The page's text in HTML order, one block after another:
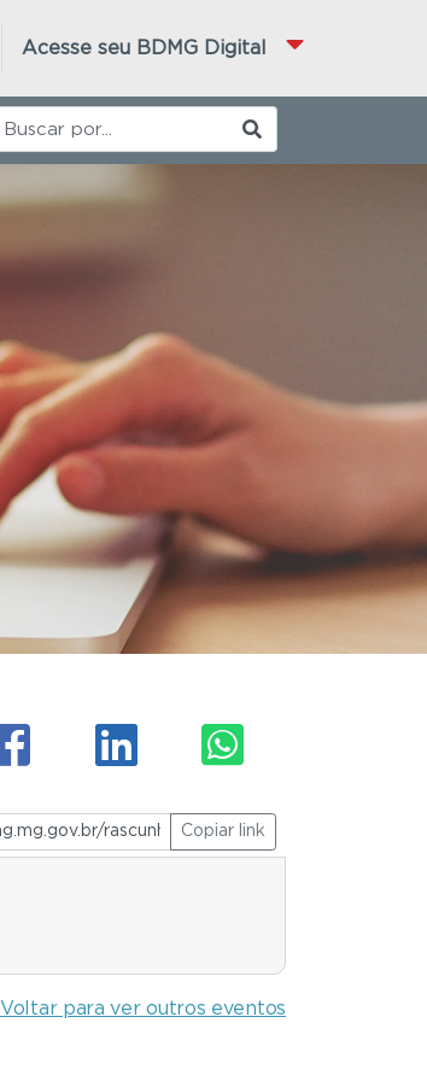
Acesse seu BDMG Digital
Copiar link
Voltar para ver outros eventos